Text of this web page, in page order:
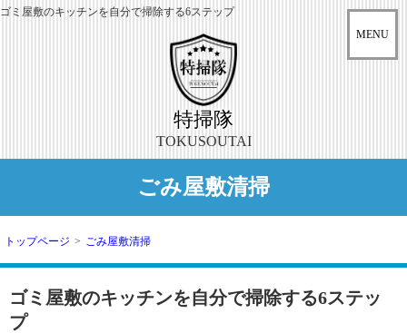
ゴミ屋敷のキッチンを自分で掃除する6ステップ
特掃隊
TOKUSOUTAI
ごみ屋敷清掃
トップページ > ごみ屋敷清掃
ゴミ屋敷のキッチンを自分で掃除する6ステッ
プ